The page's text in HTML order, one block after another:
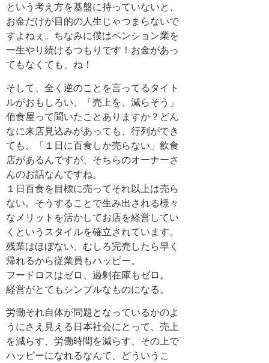
という考え方を基盤に持っていないと、
お金だけが目的の人生じゃつまらないで
すよねぇ。ちなみに僕はペンション業を
一生やり続けるつもりです！お金があっ
てもなくても、ね！
そして、全く逆のことを言ってるタイト
ルがおもしろい、「売上を、減らそう」
佰食屋って聞いたことありますか？どん
なに来店見込みがあっても、行列ができ
ても、「１日に百食しか売らない」飲食
店があるんですが、そちらのオーナーさ
んのお話なんですね。
１日百食を目標に売ってそれ以上は売ら
ない。そうすることで生み出される様々
なメリットを活かしてお店を経営してい
くというスタイルを確立されています。
残業はほぼない、むしろ完売したら早く
帰れるから従業員もハッピー。
フードロスはゼロ、過剰在庫もゼロ。
経営がとてもシンプルなものになる。
労働それ自体が問題となっているかのよ
うにさえ見える日本社会にとって、売上
を減らす、労働時間を減らす、その上で
ハッピーになれるなんて、どういうこ